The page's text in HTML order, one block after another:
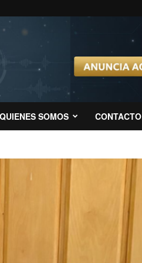
QUIENES SOMOS CONTACTO